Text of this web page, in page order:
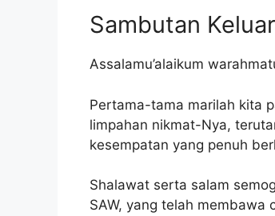
Sambutan
Assalamu’alaikum
Pertama-tama marilah kita
limpahan nikmat-Nya,
kesempatan yang penuh
Shalawat serta salam
SAW, yang telah membawa